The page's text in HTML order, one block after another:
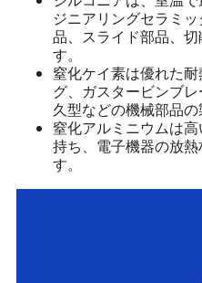
ジニアリングセラミ
品、スライド部品、
す。
窒化ケイ素は優れた
グ、ガスタービンブ
久型などの機械部品の
窒化アルミニウムは
持ち、電子機器の放
す。